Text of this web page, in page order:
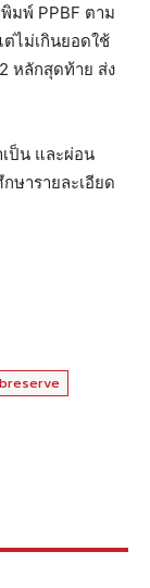
มพ์ PPBF ตาม
ไม่เกินยอดใช้
หลักสุดท้าย ส่ง
ป็น และผ่อน
ษารายละเอียด